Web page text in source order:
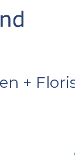
+